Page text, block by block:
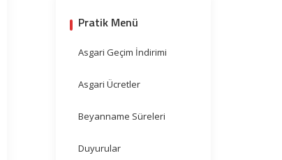
Pratik Menü
Asgari Geçim İndirimi
Asgari Ücretler
Beyanname Süreleri
Duyurular